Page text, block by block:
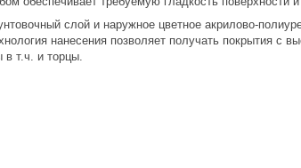
слой и наружное цветное акрилово-
нанесения позволяет получать покрытия с
в т.ч. и торцы.